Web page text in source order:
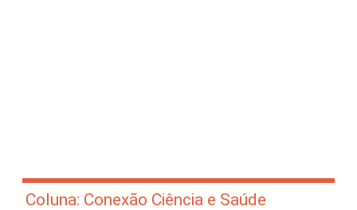
Coluna: Conexão Ciência e Saúde